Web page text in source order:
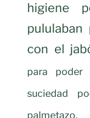
higiene
con el
para poder
suciedad
palmetazo.